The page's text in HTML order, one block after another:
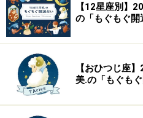
2024年5月13日の運勢「うお座
仲間との関係が良好。リ
ギ。
【12星座別】
の「もぐもぐ開
【おひつじ座
美.の「もぐもぐ